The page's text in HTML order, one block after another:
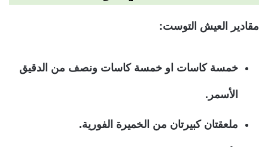
مقادير العيش التوست:
خمسة كاسات او خمسة كاسات ونصف من الدقيق
الأسمر.
ملعقتان كبيرتان من الخميرة الفورية.